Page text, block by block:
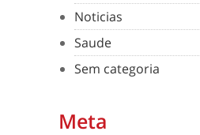
Noticias
Saude
Sem categoria
Meta